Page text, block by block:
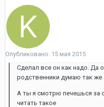
Опубликовано: 15 мая 2015
Сделал все он как надо. Да
родственники думаю так же
А ты я смотрю печешься за
читать такое